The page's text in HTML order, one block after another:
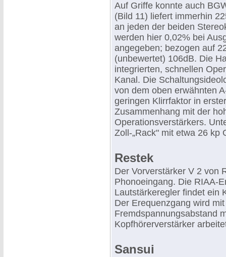
Auf Griffe konnte auch
(Bild 11) liefert immerhin
an jeden der beiden
werden hier 0,02% bei
angegeben; bezogen auf
(unbewertet) 106dB. Die
integrierten, schnellen
Kanal. Die
von dem oben erwähnten
geringen Klirrfaktor in
Zusammenhang mit der
Operationsverstärkers.
Zoll-„Rack" mit etwa 26 kp
Restek
Der Vorverstärker V 2 von
Phonoeingang. Die RIAA-
Lautstärkeregler findet ein
Der Erequenzgang wird
Fremdspannungsabstand
Kopfhörerverstärker
Sansui